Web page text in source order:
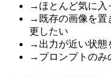
→ ほとんど気に入
→ 既存の画像を
更したい
→ 出力が近い状態
→ プロンプトのみ